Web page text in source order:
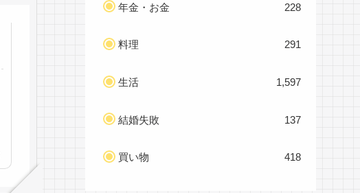
年金・お金 228
料理 291
生活 1,597
結婚失敗 137
買い物 418